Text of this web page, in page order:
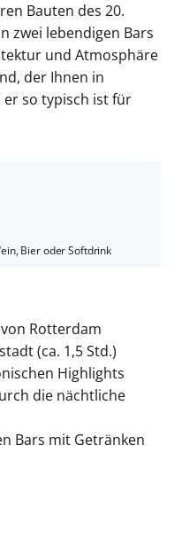
Bauten des 20.
zwei lebendigen Bars
und Atmosphäre
der Ihnen in
so typisch ist für
Bier oder Softdrink
Rotterdam
(ca. 1,5 Std.)
Highlights
die nächtliche
Bars mit Getränken